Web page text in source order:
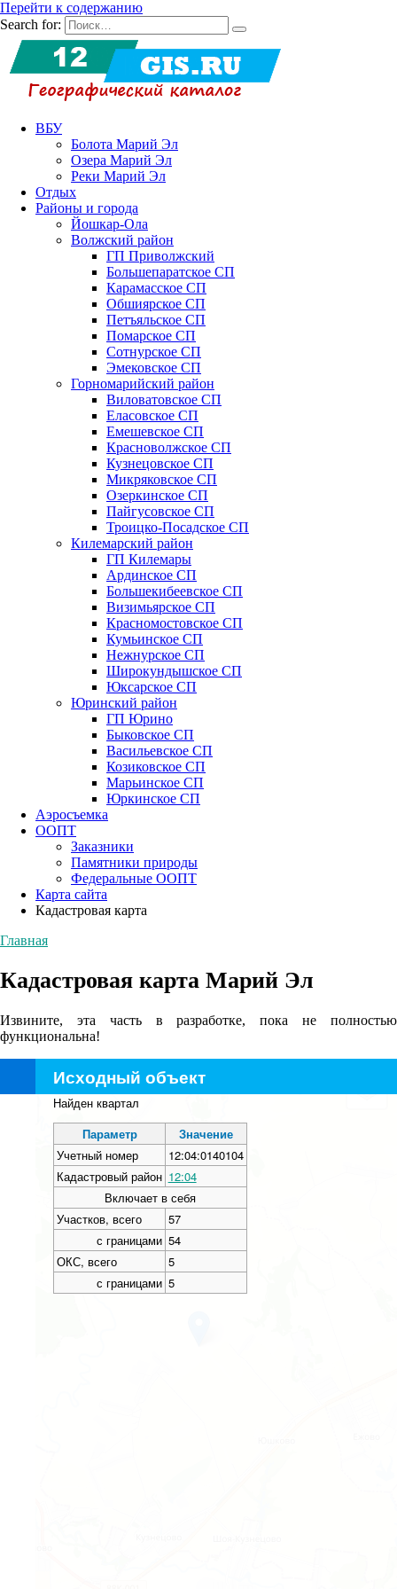
Перейти к содержанию
Search for:
ВБУ
Болота Марий Эл
Озера Марий Эл
Реки Марий Эл
Отдых
Районы и города
Йошкар-Ола
Волжский район
ГП Приволжский
Большепаратское СП
Карамасское СП
Обшиярское СП
Петъяльское СП
Помарское СП
Сотнурское СП
Эмековское СП
Горномарийский район
Виловатовское СП
Еласовское СП
Емешевское СП
Красноволжское СП
Кузнецовское СП
Микряковское СП
Озеркинское СП
Пайгусовское СП
Троицко-Посадское СП
Килемарский район
ГП Килемары
Ардинское СП
Большекибеевское СП
Визимьярское СП
Красномостовское СП
Кумьинское СП
Нежнурское СП
Широкундышское СП
Юксарское СП
Юринский район
ГП Юрино
Быковское СП
Васильевское СП
Козиковское СП
Марьинское СП
Юркинское СП
Аэросъемка
ООПТ
Заказники
Памятники природы
Федеральные ООПТ
Карта сайта
Кадастровая карта
Главная
Кадастровая карта Марий Эл
Извините, эта часть в разработке, пока не полностью
функциональна!
Исходный объект
Найден квартал
Параметр
Значение
Учетный номер
12:04:0140104
Кадастровый район 12:04
Включает в себя
Участков, всего
57
с границами 54
ОКС, всего
5
с границами 5